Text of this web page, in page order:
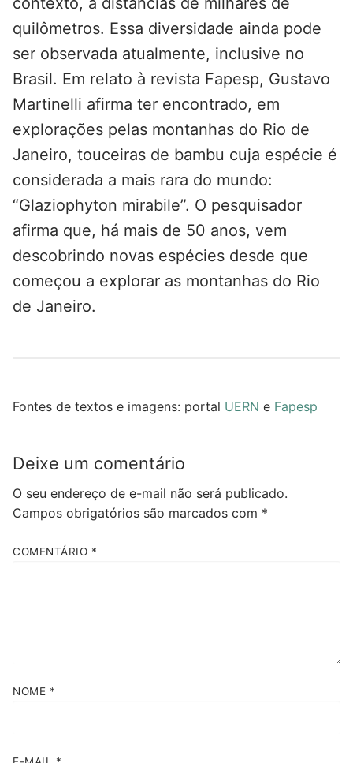
quilômetros. Essa diversidade ainda pode
ser observada atualmente, inclusive no
Brasil. Em relato à revista Fapesp, Gustavo
Martinelli afirma ter encontrado, em
explorações pelas montanhas do Rio de
Janeiro, touceiras de bambu cuja espécie é
considerada a mais rara do mundo:
“Glaziophyton mirabile”. O pesquisador
afirma que, há mais de 50 anos, vem
descobrindo novas espécies desde que
começou a explorar as montanhas do Rio
de Janeiro.
Fontes de textos e imagens: portal UERN e Fapesp
Deixe um comentário
O seu endereço de e-mail não será publicado.
Campos obrigatórios são marcados com *
COMENTÁRIO *
NOME *